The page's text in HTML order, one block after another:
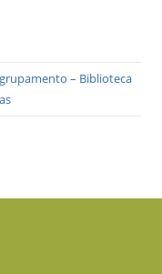
– Biblioteca